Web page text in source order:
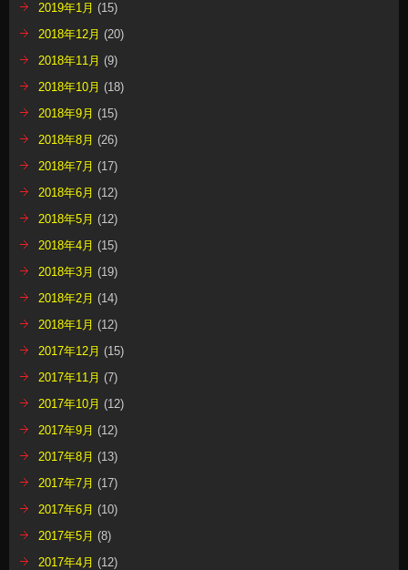
2019年1月 (15)
2018年12月 (20)
2018年11月 (9)
2018年10月 (18)
2018年9月 (15)
2018年8月 (26)
2018年7月 (17)
2018年6月 (12)
2018年5月 (12)
2018年4月 (15)
2018年3月 (19)
2018年2月 (14)
2018年1月 (12)
2017年12月 (15)
2017年11月 (7)
2017年10月 (12)
2017年9月 (12)
2017年8月 (13)
2017年7月 (17)
2017年6月 (10)
2017年5月 (8)
2017年4月 (12)